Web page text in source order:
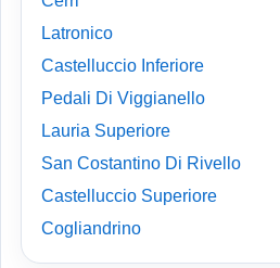
Latronico
Castelluccio Inferiore
Pedali Di Viggianello
Lauria Superiore
San Costantino Di Rivello
Castelluccio Superiore
Cogliandrino